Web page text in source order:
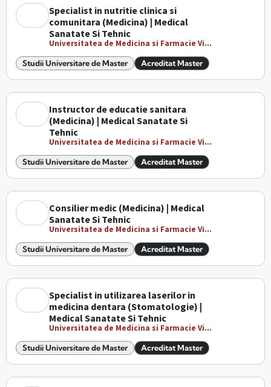
Specialist in nutritie clinica si
comunitara (Medicina) | Medical
Sanatate Si Tehnic
Universitatea de Medicina si Farmacie Vi...
Studii Universitare de Master Acreditat Master
Instructor de educatie sanitara
(Medicina) | Medical Sanatate Si
Tehnic
Universitatea de Medicina si Farmacie Vi...
Studii Universitare de Master Acreditat Master
Consilier medic (Medicina) | Medical
Sanatate Si Tehnic
Universitatea de Medicina si Farmacie Vi...
Studii Universitare de Master Acreditat Master
Specialist in utilizarea laserilor in
medicina dentara (Stomatologie) |
Medical Sanatate Si Tehnic
Universitatea de Medicina si Farmacie Vi...
Studii Universitare de Master Acreditat Master